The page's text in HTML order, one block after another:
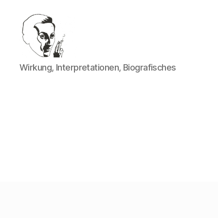
Walter
Mehring
Wirkung, Interpretationen, Biografisches